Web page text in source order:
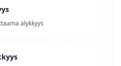
älykkyys